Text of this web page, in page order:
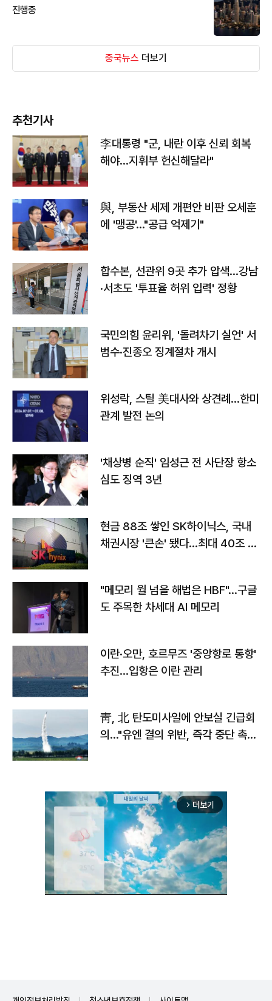
진행중
중국뉴스 더보기
추천기사
李대통령 "군, 내란 이후 신뢰 회복
해야…지휘부 헌신해달라"
與, 부동산 세제 개편안 비판 오세훈
에 '맹공'…"공급 억제기"
합수본, 선관위 9곳 추가 압색…강남
·서초도 '투표율 허위 입력' 정황
국민의힘 윤리위, '돌려차기 실언' 서
범수·진종오 징계절차 개시
위성락, 스틸 美대사와 상견례…한미
관계 발전 논의
'채상병 순직' 임성근 전 사단장 항소
심도 징역 3년
현금 88조 쌓인 SK하이닉스, 국내
채권시장 '큰손' 됐다…최대 40조 투
"메모리 월 넘을 해법은 HBF"…구글
도 주목한 차세대 AI 메모리
이란·오만, 호르무즈 '중앙항로 통항'
추진…입항은 이란 관리
靑, 北 탄도미사일에 안보실 긴급회
의…"유엔 결의 위반, 즉각 중단 촉
arrow_forward_ios 더보기